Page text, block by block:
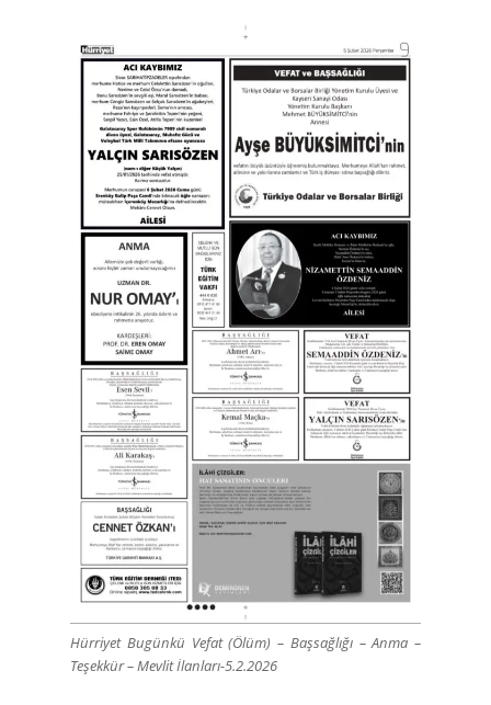
Hürriyet Bugünkü Vefat (Ölüm) – Başsağlığı – Anma –
Teşekkür – Mevlit İlanları-5.2.2026